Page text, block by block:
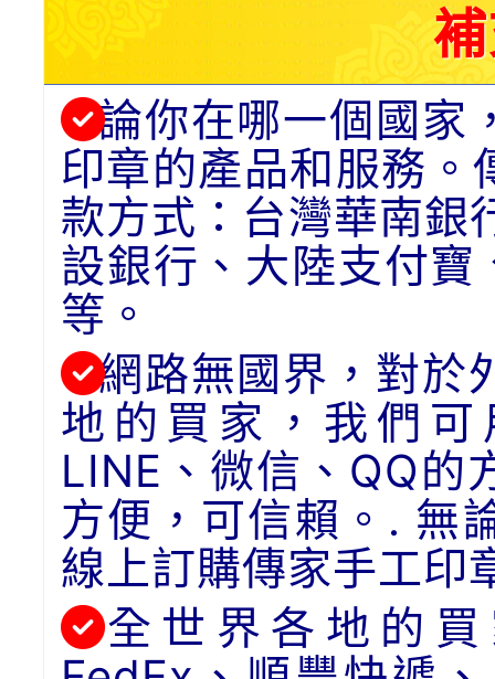
論你在哪一個國家
印章的產品和服務。
款方式：台灣華南銀
設銀行、大陸支付
等。
網路無國界，對於
地的買家，我們
LINE、微信、QQ的
方便，可信賴。. 無
線上訂購傳家手工印
全世界各地的買